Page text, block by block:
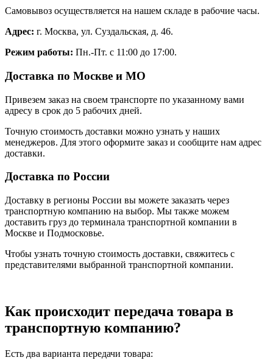
Самовывоз осуществляется на нашем складе в рабочие часы.
Адрес: г. Москва, ул. Суздальская, д. 46.
Режим работы: Пн.-Пт. с 11:00 до 17:00.
Доставка по Москве и МО
Привезем заказ на своем транспорте по указанному вами
адресу в срок до 5 рабочих дней.
Точную стоимость доставки можно узнать у наших
менеджеров. Для этого оформите заказ и сообщите нам адрес
доставки.
Доставка по России
Доставку в регионы России вы можете заказать через
транспортную компанию на выбор. Мы также можем
доставить груз до терминала транспортной компании в
Москве и Подмосковье.
Чтобы узнать точную стоимость доставки, свяжитесь с
представителями выбранной транспортной компании.
Как происходит передача товара в
транспортную компанию?
Есть два варианта передачи товара: